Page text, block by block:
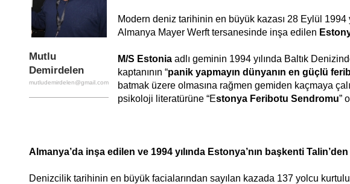
Mutlu
Demirdelen
mutludemirdelen@gmail.com
Modern deniz tarihinin en büyük kazası 28 Eylül 1994
Almanya Mayer Werft tersanesinde inşa edilen
M/S Estonia adlı geminin 1994 yılında Baltık
kaptanının “panik yapmayın dünyanın en güçlü
batmak üzere olmasına rağmen gemiden kaçmaya
psikoloji literatürüne “Estonya Feribotu Sendromu”
Almanya’da inşa edilen ve 1994 yılında Estonya’nın başkenti
Denizcilik tarihinin en büyük facialarından sayılan kazada 137 yolcu